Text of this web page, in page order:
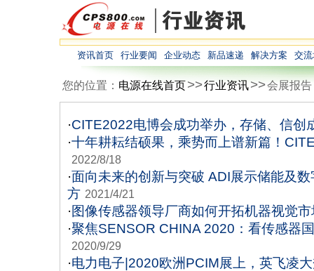
资讯首页 行业要闻 企业动态 新品速递 解决方案 交
您的位置： 电源在线首页>>行业资讯>>会展报告
·CITE2022电博会成功举办，存储、信创
·十年耕耘结硕果，乘势而上谱新篇！
2022/8/18
·面向未来的创新与突破 ADI展示储能及
方 2021/4/21
· 图像传感器领导厂商如何开拓机器视觉市
·聚焦SENSOR CHINA 2020：看传感器
2020/9/29
·电力电子|2020欧洲PCIM展上，英飞凌